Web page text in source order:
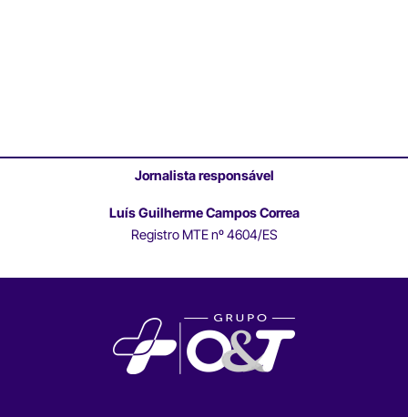
Jornalista responsável
Luís Guilherme Campos Correa
Registro MTE nº 4604/ES